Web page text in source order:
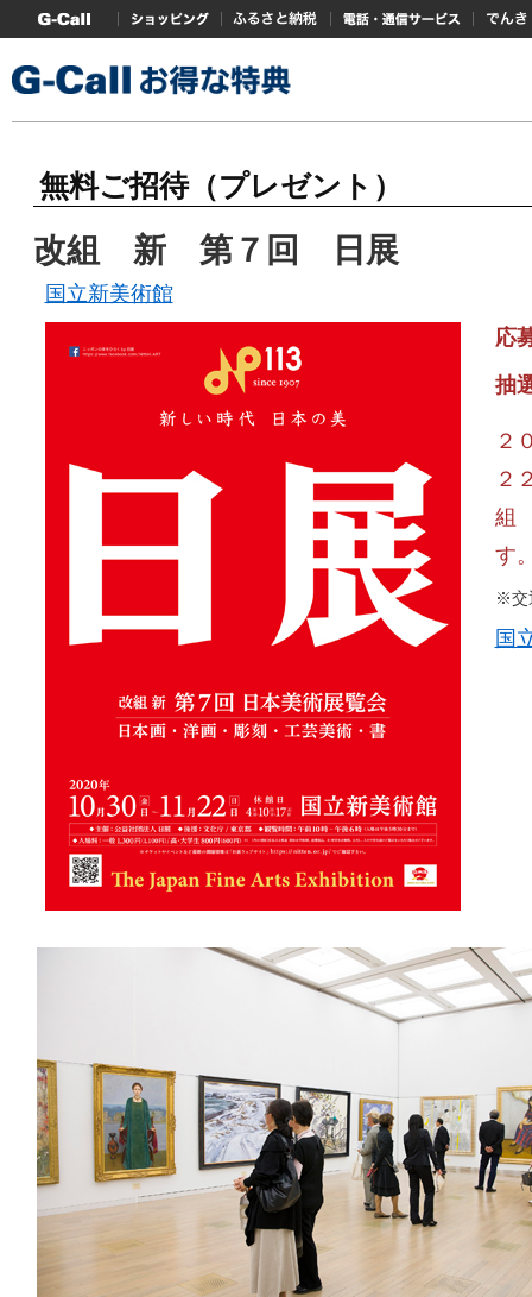
無料ご招待（プレゼント）
改組 新 第７回 日展
国立新美術館
応
抽
２
２
組
す
※交
国